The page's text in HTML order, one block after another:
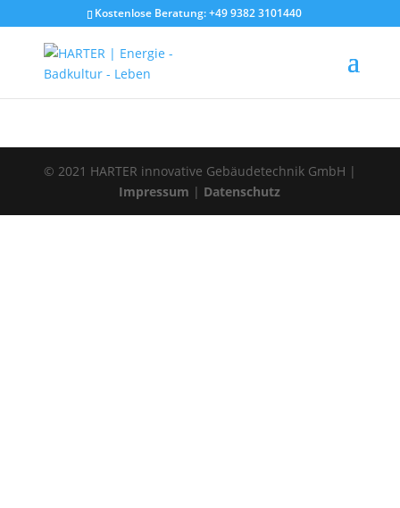
Kostenlose Beratung: +49 9382 3101440
© 2021 HARTER innovative Gebäudetechnik GmbH |
Impressum | Datenschutz